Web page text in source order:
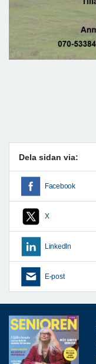
Dela sidan via:
Facebook
X
LinkedIn
E-post